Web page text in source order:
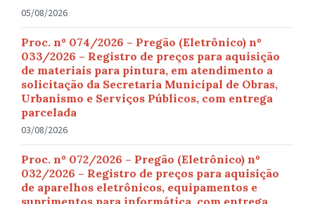
05/08/2026
Proc. nº 074/2026 – Pregão (Eletrônico) nº
033/2026 – Registro de preços para aquisição
de materiais para pintura, em atendimento a
solicitação da Secretaria Municipal de Obras,
Urbanismo e Serviços Públicos, com entrega
parcelada
03/08/2026
Proc. nº 072/2026 – Pregão (Eletrônico) nº
032/2026 – Registro de preços para aquisição
de aparelhos eletrônicos, equipamentos e